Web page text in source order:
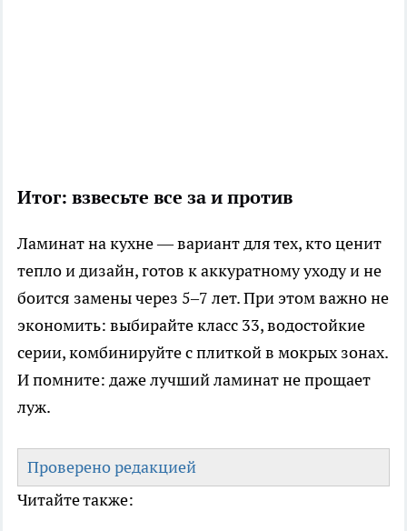
Итог: взвесьте все за и против
Ламинат на кухне — вариант для тех, кто ценит
тепло и дизайн, готов к аккуратному уходу и не
боится замены через 5–7 лет. При этом важно не
экономить: выбирайте класс 33, водостойкие
серии, комбинируйте с плиткой в мокрых зонах.
И помните: даже лучший ламинат не прощает
луж.
Проверено редакцией
Читайте также: